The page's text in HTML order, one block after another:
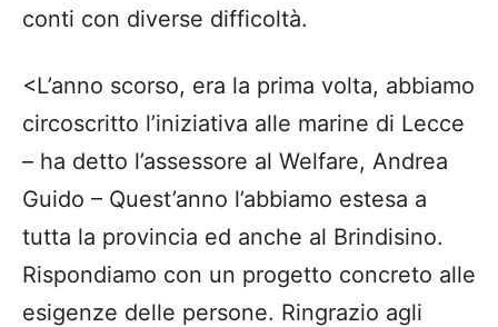
conti con diverse difficoltà.
<L’anno scorso, era la prima volta, abbiamo
circoscritto l’iniziativa alle marine di Lecce
– ha detto l’assessore al Welfare, Andrea
Guido – Quest’anno l’abbiamo estesa a
tutta la provincia ed anche al Brindisino.
Rispondiamo con un progetto concreto alle
esigenze delle persone. Ringrazio agli